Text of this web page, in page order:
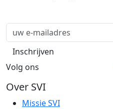
Volg ons
Over SVI
Missie SVI